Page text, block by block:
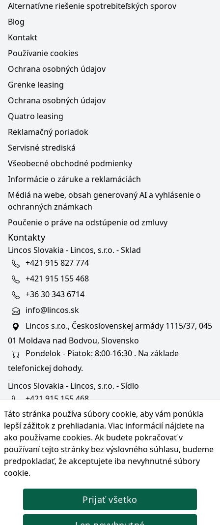
Táto stránka používa súbory cookie, aby vám ponúkla
lepší zážitok z prehliadania. Viac informácií nájdete na
ako používame cookies. Ak budete pokračovať v
používaní tejto stránky bez výslovného súhlasu, budeme
predpokladať, že akceptujete iba nevyhnutné súbory
cookie.
Prijať všetko
Alternatívne riešenie spotrebiteľských sporov
Blog
Kontakt
Používanie cookies
Ochrana osobných údajov
Grenke leasing
Ochrana osobných údajov
Quatro leasing
Reklamačný poriadok
Servisné strediská
Všeobecné obchodné podmienky
Informácie o záruke a reklamáciách
Médiá na webe, obsah generovaný AI a vyhlásenie o
ochranných známkach
Poučenie o práve na odstúpenie od zmluvy
Kontakty
Lincos Slovakia - Lincos, s.r.o. - Sklad
+421 915 827 774
+421 915 155 468
+36 30 343 6714
info@lincos.sk
Lincos s.r.o., Československej armády 1115/37, 045
01 Moldava nad Bodvou, Slovensko
Pondelok - Piatok: 8:00-16:30 . Na základe
telefonickej dohody.
Lincos Slovakia - Lincos, s.r.o. - Sídlo
+421 915 155 468
+36/30 343 6714
bratislava@lincos.sk
Lincos s.r.o., Rustaveliho 4, 831 06 Bratislava - m. č.
Rača, Slovensko
Iba sídlo firmy